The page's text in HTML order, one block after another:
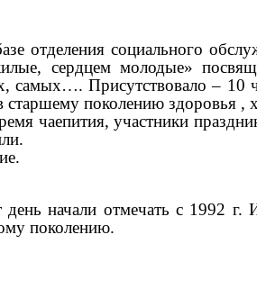
отделения социального
сердцем молодые»
Присутствовало – 10
поколению здоровья ,
чаепития, участники
начали отмечать с 1992 г.
поколению.